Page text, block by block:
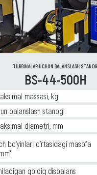
TURBINALAR UCHUN BALANSLASH
BS-44-500H
massasi, kg
balanslash stanogi
diametri, mm
bo‘yinlari o‘rtasidagi masofa
qoldiq disbalans